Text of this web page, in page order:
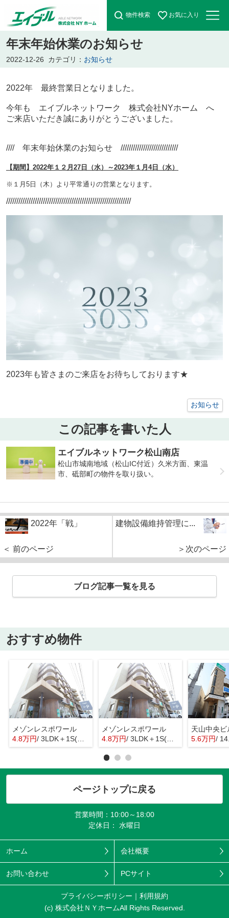
物件検索 お気に入り
年末年始休業のお知らせ
2022-12-26 カテゴリ： お知らせ
2022年 最終営業日となりました。
今年も エイブルネットワーク 株式会社NYホーム へ
ご来店いただき誠にありがとうございました。
//// 年末年始休業のお知らせ ////////////////////////////
【期間】2022年１２月27日（水）～2023年１月4日（水）
※１月5日（木）より平常通りの営業となります。
/////////////////////////////////////////////////////////////
2023年も皆さまのご来店をお待ちしております★
お知らせ
この記事を書いた人
エイブルネットワーク松山南店
松山市城南地域（松山IC付近）久米方面、東温
市、砥部町の物件を取り扱い。
2022年「戦」
＜ 前のページ
建物設備維持管理に...
＞次のページ
ブログ記事一覧を見る
おすすめ物件
メゾンレスポワール
4.8万円/ 3LDK＋1S(納戸)
メゾンレスポワール
4.8万円/ 3LDK＋1S(納戸)
天山中央ビ
5.6万円/
ページトップに戻る
営業時間：10:00～18:00
定休日： 水曜日
ホーム 会社概要
お問い合わせ PCサイト
プライバシーポリシー
利用規約
(c) 株式会社ＮＹホームAll Rights Reserved.